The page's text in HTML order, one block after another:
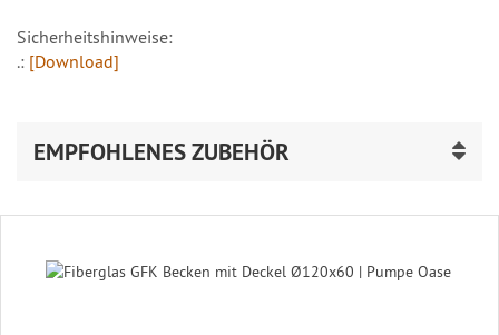
Sicherheitshinweise:
.: [Download]
EMPFOHLENES ZUBEHÖR